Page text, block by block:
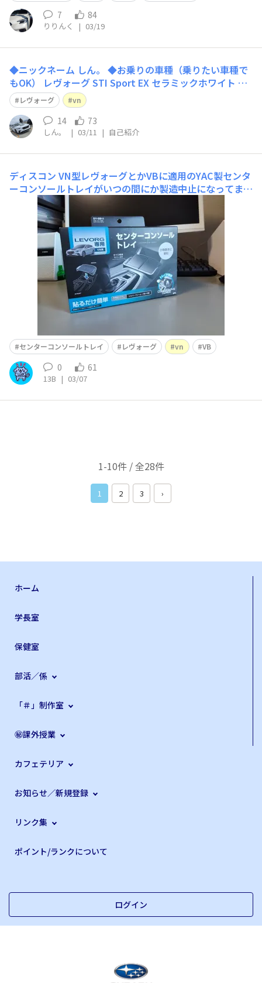
7 84
りりんく | 03/19
◆ニックネーム しん。 ◆お乗りの車種（乗りたい車種で
もOK） レヴォーグ STI Sport EX セラミックホワイト ◆
ご自由に自己紹介をどうぞ！ 3/7に昔から憧れていたレヴ
ォーグ乗りになりました！ 2021年式B型の中古車です
が、約14000キロとまだまだ低走行なので、これから色々
レヴォ
レヴォーグ vn
14 73
しん。 | 03/11 | 自己紹介
ディスコン VN型レヴォーグとかVBに適用のYAC製センタ
ーコンソールトレイがいつの間にか製造中止になってまし
た。もう流通在庫だけみたいですので、お考えの方はお早
めがよさそうです。
センターコンソールトレイ レヴォーグ vn VB
0 61
13B | 03/07
1-10件 / 全28件
1 2 3 ›
ホーム
学長室
保健室
部活／係
「＃」制作室
㊙課外授業
カフェテリア
お知らせ／新規登録
リンク集
ポイント/ランクについて
ログイン